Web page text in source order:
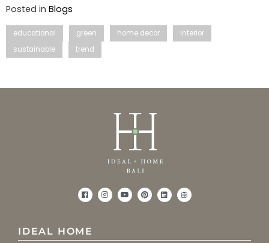
Posted in Blogs
educational green home decor
interior
sustainable
trend
IDEAL HOME